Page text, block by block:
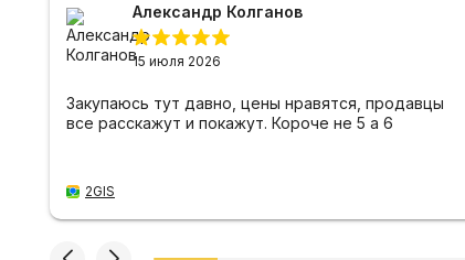
Александр Колганов
15 июля 2026
Закупаюсь тут давно, цены нравятся, продавцы
все расскажут и покажут. Короче не 5 а 6
2GIS